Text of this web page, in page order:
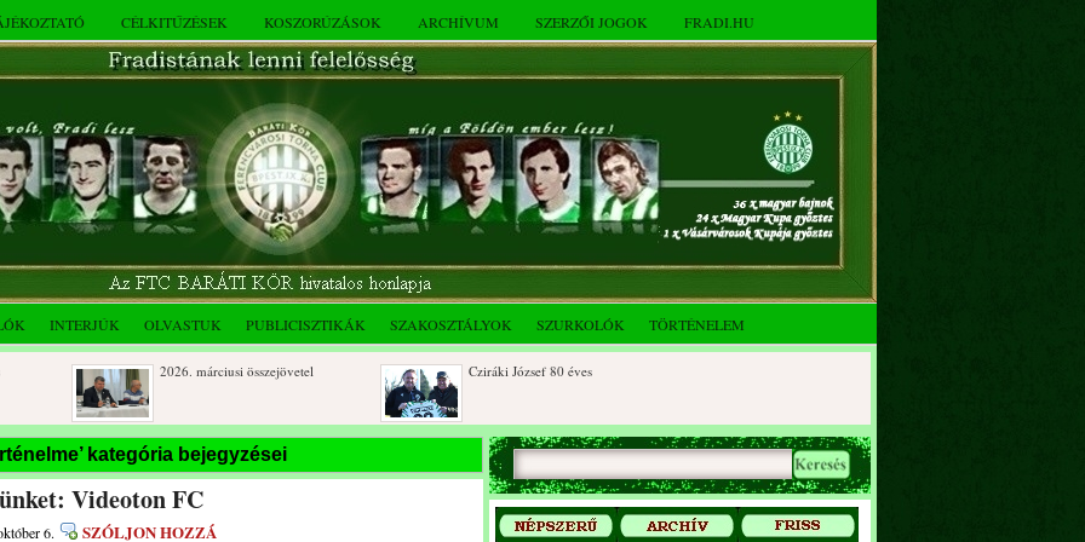
CÉLKITŰZÉSEK KOSZORÚZÁSOK ARCHÍVUM SZERZŐI JOGOK FRADI.HU
INTERJÚK OLVASTUK PUBLICISZTIKÁK SZAKOSZTÁLYOK SZURKOLÓK TÖRTÉNELEM
2026. márciusi összejövetel Cziráki József 80 éves
Rendkívüli közgyűlés és a 2025.
novemberi összejövetel
Dálnoki József 90 éves
kategória bejegyzései
Videoton FC
6. SZÓLJON HOZZÁ